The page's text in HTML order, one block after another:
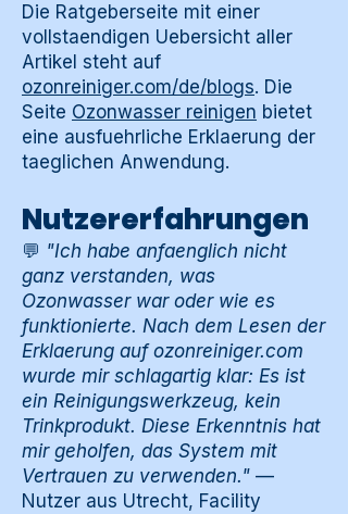
Die Ratgeberseite mit einer
vollstaendigen Uebersicht aller
Artikel steht auf
ozonreiniger.com/de/blogs. Die
Seite Ozonwasser reinigen bietet
eine ausfuehrliche Erklaerung der
taeglichen Anwendung.
Nutzererfahrungen
💬 "Ich habe anfaenglich nicht
ganz verstanden, was
Ozonwasser war oder wie es
funktionierte. Nach dem Lesen der
Erklaerung auf ozonreiniger.com
wurde mir schlagartig klar: Es ist
ein Reinigungswerkzeug, kein
Trinkprodukt. Diese Erkenntnis hat
mir geholfen, das System mit
Vertrauen zu verwenden." —
Nutzer aus Utrecht, Facility